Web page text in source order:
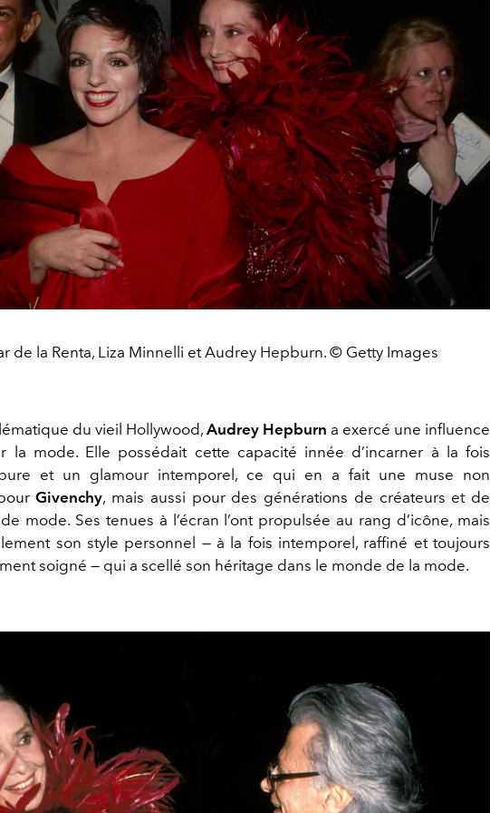
de la Renta, Liza Minnelli et Audrey Hepburn. © Getty Images
du vieil Hollywood, Audrey Hepburn a exercé une influence
la mode. Elle possédait cette capacité innée d’incarner à la fois
pure et un glamour intemporel, ce qui en a fait une muse non
Givenchy, mais aussi pour des générations de créateurs et de
mode. Ses tenues à l’écran l’ont propulsée au rang d’icône, mais
son style personnel — à la fois intemporel, raffiné et toujours
soigné — qui a scellé son héritage dans le monde de la mode.